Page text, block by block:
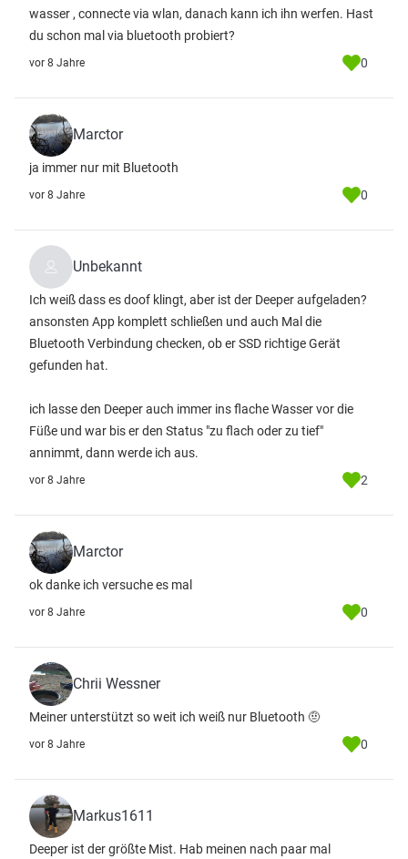
wasser , connecte via wlan, danach kann ich ihn werfen. Hast
du schon mal via bluetooth probiert?
vor 8 Jahre 0
Marctor
ja immer nur mit Bluetooth
vor 8 Jahre 0
Unbekannt
Ich weiß dass es doof klingt, aber ist der Deeper aufgeladen?
ansonsten App komplett schließen und auch Mal die
Bluetooth Verbindung checken, ob er SSD richtige Gerät
gefunden hat.
ich lasse den Deeper auch immer ins flache Wasser vor die
Füße und war bis er den Status "zu flach oder zu tief"
annimmt, dann werde ich aus.
vor 8 Jahre 2
Marctor
ok danke ich versuche es mal
vor 8 Jahre 0
Chrii Wessner
Meiner unterstützt so weit ich weiß nur Bluetooth 🤨
vor 8 Jahre 0
Markus1611
Deeper ist der größte Mist. Hab meinen nach paar mal